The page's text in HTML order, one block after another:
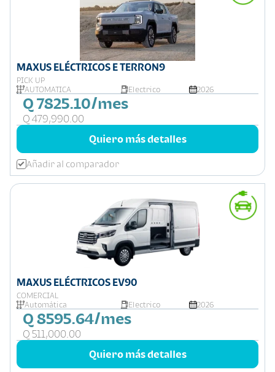
MAXUS ELÉCTRICOS E TERRON9
PICK UP
AUTOMATICA
Electrico 2026
Q 7825.10/mes
Q 479,990.00
Quiero más detalles
Añadir al comparador
MAXUS ELÉCTRICOS EV90
COMERCIAL
Automática
Electrico 2026
Q 8595.64/mes
Q 511,000.00
Quiero más detalles